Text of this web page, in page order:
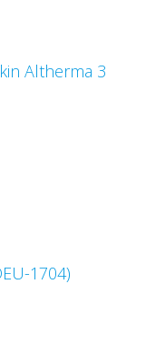
Altherma 3
1704)